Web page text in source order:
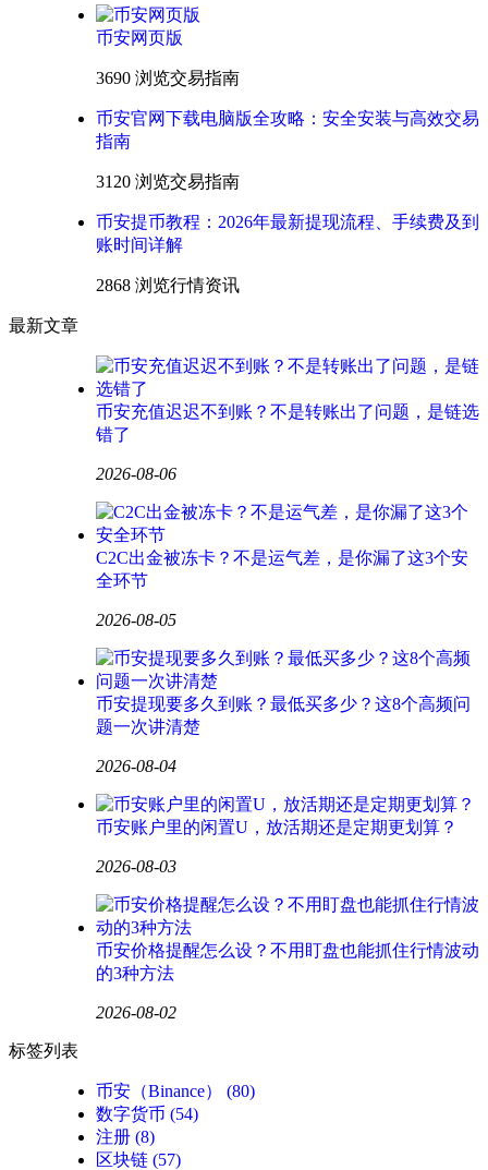
币安网页版
3690 浏览交易指南
币安官网下载电脑版全攻略：安全安装与高效交易
指南
3120 浏览交易指南
币安提币教程：2026年最新提现流程、手续费及到
账时间详解
2868 浏览行情资讯
最新文章
币安充值迟迟不到账？不是转账出了问题，是链选
错了
2026-08-06
C2C出金被冻卡？不是运气差，是你漏了这3个安
全环节
2026-08-05
币安提现要多久到账？最低买多少？这8个高频问
题一次讲清楚
2026-08-04
币安账户里的闲置U，放活期还是定期更划算？
2026-08-03
币安价格提醒怎么设？不用盯盘也能抓住行情波动
的3种方法
2026-08-02
标签列表
币安（Binance）
(80)
数字货币 (54)
注册 (8)
区块链 (57)